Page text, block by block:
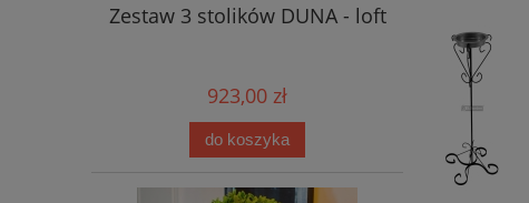
Zestaw 3 stolików DUNA - loft
923,00 zł
do koszyka